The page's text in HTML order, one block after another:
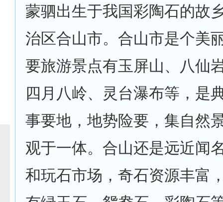
蒙驷出生于我国彩陶石的故
治区合山市。合山市是个美
要旅游景点有玉屏山、八仙
四月八岭、灵台瀑布等，是
事要地，地势险要，集自然
观于一体。合山还是远近闻
和玩石市场，奇石资源丰富